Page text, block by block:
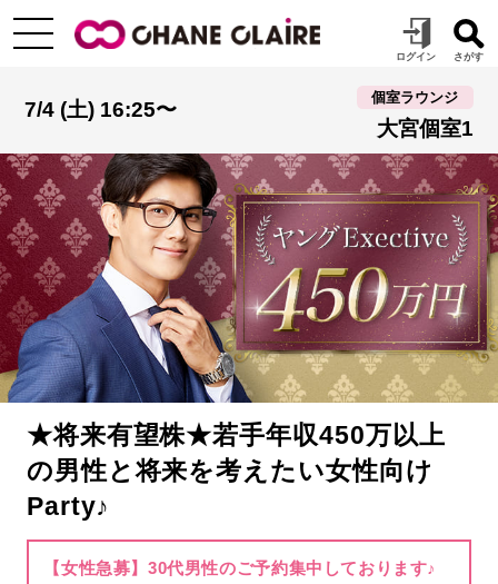
7/4 (土) 16:25〜
個室ラウンジ
大宮個室1
★将来有望株★若手年収450万以上
の男性と将来を考えたい女性向け
Party♪
【女性急募】30代男性のご予約集中しております♪